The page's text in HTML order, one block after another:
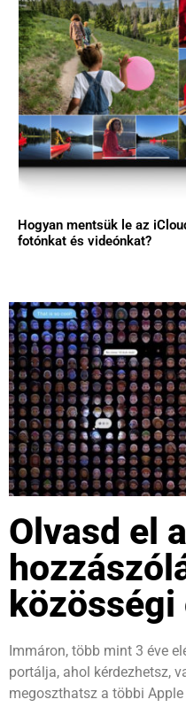
Hogyan mentsük le az
fotónkat és videónkat?
Olvasd el a
Immáron, több mint 3 éve
portálja, ahol kérdezhetsz,
megoszthatsz a többi